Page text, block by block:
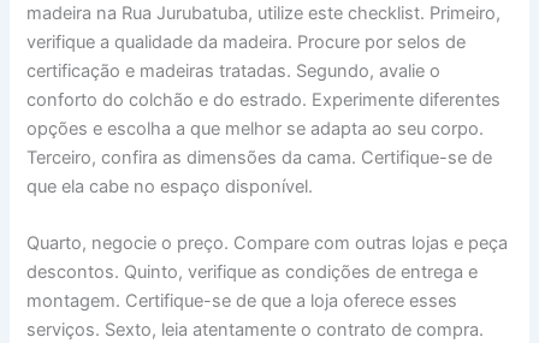
madeira na Rua Jurubatuba, utilize este checklist. Primeiro,
verifique a qualidade da madeira. Procure por selos de
certificação e madeiras tratadas. Segundo, avalie o
conforto do colchão e do estrado. Experimente diferentes
opções e escolha a que melhor se adapta ao seu corpo.
Terceiro, confira as dimensões da cama. Certifique-se de
que ela cabe no espaço disponível.
Quarto, negocie o preço. Compare com outras lojas e peça
descontos. Quinto, verifique as condições de entrega e
montagem. Certifique-se de que a loja oferece esses
serviços. Sexto, leia atentamente o contrato de compra.